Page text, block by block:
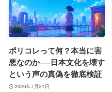
ポリコレって何？本当に害
悪なのか──日本文化を壊す
という声の真偽を徹底検証
2026年7月21日